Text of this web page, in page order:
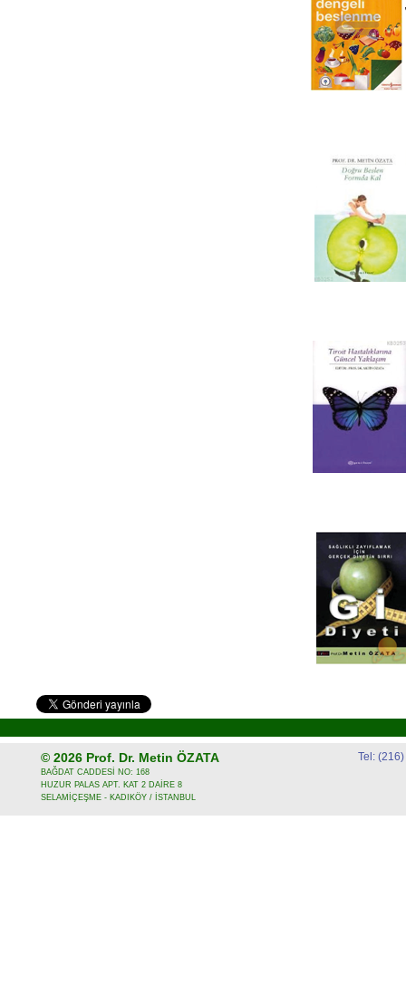
© 2026 Prof. Dr. Metin ÖZATA
BAĞDAT CADDESİ NO: 168
HUZUR PALAS APT. KAT 2 DAİRE 8
SELAMİÇEŞME - KADIKÖY / İSTANBUL
Tel: